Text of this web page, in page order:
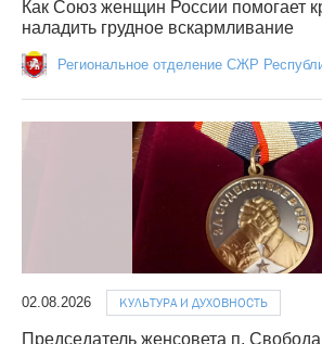
Как Союз женщин России помогает
наладить грудное вскармливание
Региональное отделение СЖР
02.08.2026 КУЛЬТУРА И ДУХОВНОСТЬ
Председатель женсовета п.